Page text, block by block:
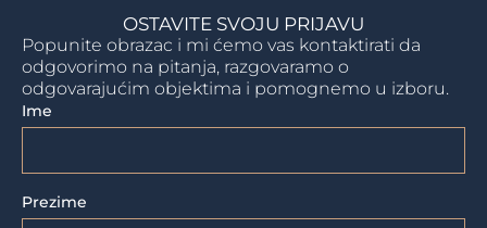
OSTAVITE SVOJU PRIJAVU
Popunite obrazac i mi ćemo vas kontaktirati da
odgovorimo na pitanja, razgovaramo o
odgovarajućim objektima i pomognemo u izboru.
Ime
Prezime